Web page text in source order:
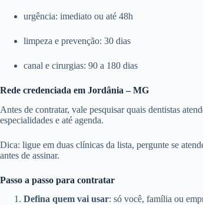
urgência: imediato ou até 48h
limpeza e prevenção: 30 dias
canal e cirurgias: 90 a 180 dias
Rede credenciada em Jordânia – MG
Antes de contratar, vale pesquisar quais dentistas
especialidades e até agenda.
Dica: ligue em duas clínicas da lista, pergunte se
antes de assinar.
Passo a passo para contratar
Defina quem vai usar: só você, família ou